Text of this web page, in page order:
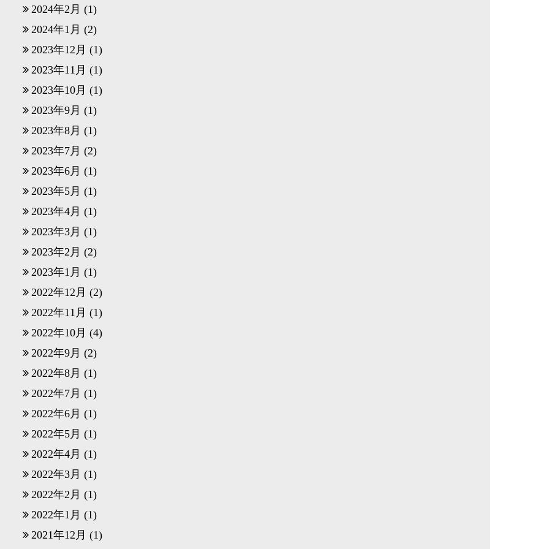
2024年2月 (1)
2024年1月 (2)
2023年12月 (1)
2023年11月 (1)
2023年10月 (1)
2023年9月 (1)
2023年8月 (1)
2023年7月 (2)
2023年6月 (1)
2023年5月 (1)
2023年4月 (1)
2023年3月 (1)
2023年2月 (2)
2023年1月 (1)
2022年12月 (2)
2022年11月 (1)
2022年10月 (4)
2022年9月 (2)
2022年8月 (1)
2022年7月 (1)
2022年6月 (1)
2022年5月 (1)
2022年4月 (1)
2022年3月 (1)
2022年2月 (1)
2022年1月 (1)
2021年12月 (1)